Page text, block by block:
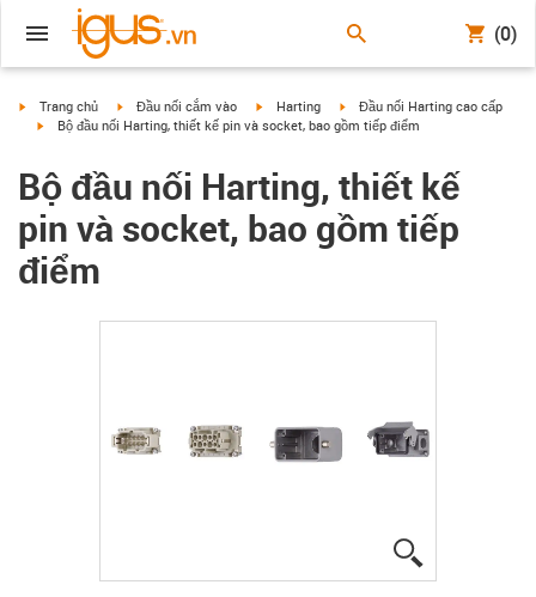
(0)
igus-icon-arrow-right
Trang chủ igus-icon-arrow-right
Đầu nối cắm vào igus-icon-arrow-right
Harting igus-icon-arrow-right
Đầu nối Harting cao cấp
igus-icon-arrow-right
Bộ đầu nối Harting, thiết kế pin và socket, bao gồm tiếp điểm
Bộ đầu nối Harting, thiết kế
pin và socket, bao gồm tiếp
điểm